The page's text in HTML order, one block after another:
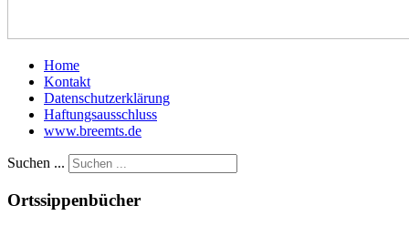
Home
Kontakt
Datenschutzerklärung
Haftungsausschluss
www.breemts.de
Suchen ...
Ortssippenbücher